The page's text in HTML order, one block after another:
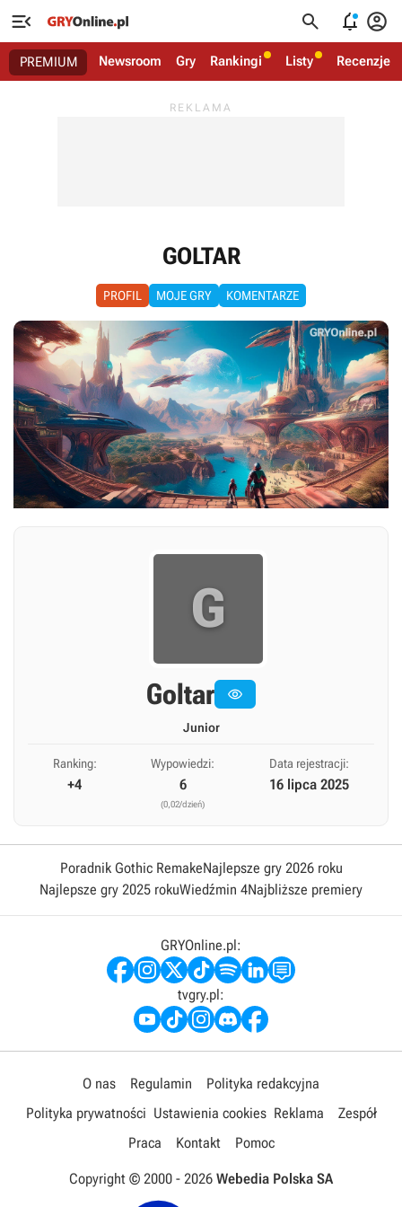
   
PREMIUM Newsroom Gry Rankingi Listy Recenzje
GOLTAR
PROFIL MOJE GRY KOMENTARZE
G
Goltar 
Junior
Ranking:
+4
Wypowiedzi:
6
(0,02/dzień)
Data rejestracji:
16 lipca 2025
Poradnik Gothic RemakeNajlepsze gry 2026 roku
Najlepsze gry 2025 rokuWiedźmin 4Najbliższe premiery
GRYOnline.pl:
tvgry.pl:
O nas Regulamin
Polityka redakcyjna
Polityka prywatności Ustawienia cookies Reklama
Zespół
Praca
Kontakt Pomoc
Copyright © 2000 - 2026 Webedia Polska SA